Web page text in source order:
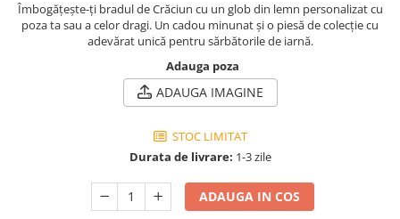
Îmbogățește-ți bradul de Crăciun cu un glob din lemn personalizat cu
poza ta sau a celor dragi. Un cadou minunat și o piesă de colecție cu
adevărat unică pentru sărbătorile de iarnă.
Adauga poza
ADAUGA IMAGINE
STOC LIMITAT
Durata de livrare: 1-3 zile
ADAUGA IN COS